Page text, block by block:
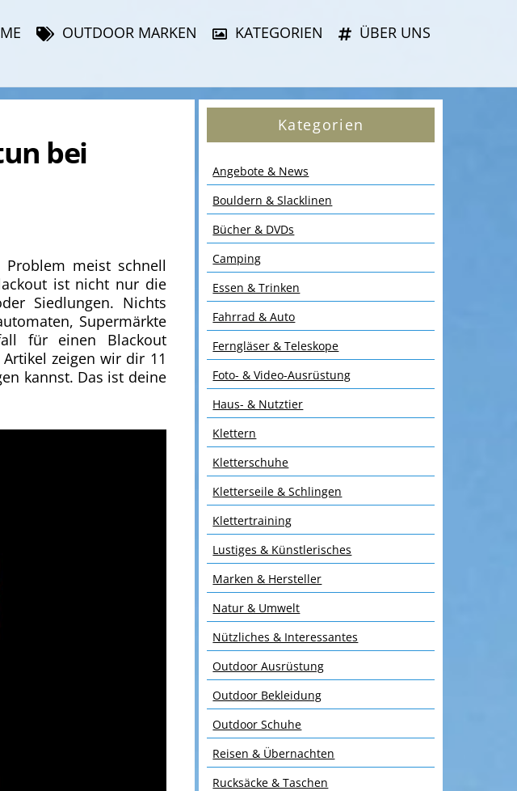
OUTDOOR MARKEN KATEGORIEN ÜBER UNS
bei
meist schnell
ist nicht nur die
Siedlungen. Nichts
Supermärkte
für einen Blackout
zeigen wir dir 11
kannst. Das ist deine
Kategorien
Angebote & News
Bouldern & Slacklinen
Bücher & DVDs
Camping
Essen & Trinken
Fahrrad & Auto
Ferngläser & Teleskope
Foto- & Video-Ausrüstung
Haus- & Nutztier
Klettern
Kletterschuhe
Kletterseile & Schlingen
Klettertraining
Lustiges & Künstlerisches
Marken & Hersteller
Natur & Umwelt
Nützliches & Interessantes
Outdoor Ausrüstung
Outdoor Bekleidung
Outdoor Schuhe
Reisen & Übernachten
Rucksäcke & Taschen